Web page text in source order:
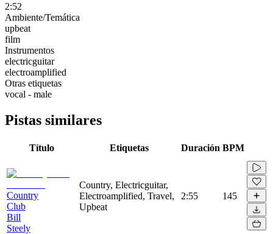
2:52
Ambiente/Temática
upbeat
film
Instrumentos
electricguitar
electroamplified
Otras etiquetas
vocal - male
Pistas similares
Título Etiquetas Duración BPM
Country
Club
Bill
Steely
Country, Electricguitar,
Electroamplified, Travel,
Upbeat
2:55 145